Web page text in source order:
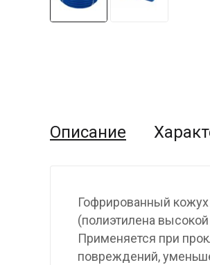
Описание
Гофрированный
(полиэтилена
Применяется при
повреждений,